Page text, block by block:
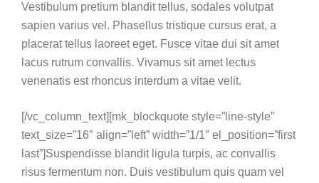
Vestibulum pretium blandit tellus, sodales volutpat
sapien varius vel. Phasellus tristique cursus erat, a
placerat tellus laoreet eget. Fusce vitae dui sit amet
lacus rutrum convallis. Vivamus sit amet lectus
venenatis est rhoncus interdum a vitae velit.
[/vc_column_text][mk_blockquote style=”line-style”
text_size=”16″ align=”left” width=”1/1″ el_position=”first
last”]Suspendisse blandit ligula turpis, ac convallis
risus fermentum non. Duis vestibulum quis quam vel